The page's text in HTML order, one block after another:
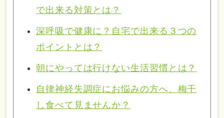
で出来る対策とは？
深呼吸で健康に？自宅で出来る３つの
ポイントとは？
朝にやっては行けない生活習慣とは？
自律神経失調症にお悩みの方へ、梅干
し食べて見ませんか？